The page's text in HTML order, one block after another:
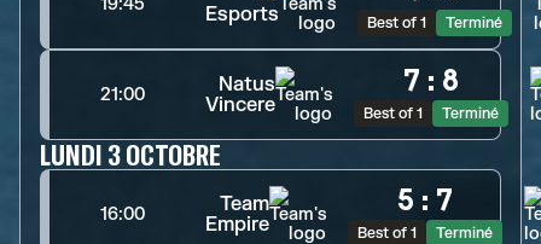
Esports
Best of 1 Terminé
21:00
Natus
Vincere
7 : 8
Best of 1 Terminé
LUNDI 3 OCTOBRE
16:00
Team
Empire
5 : 7
Best of 1 Terminé